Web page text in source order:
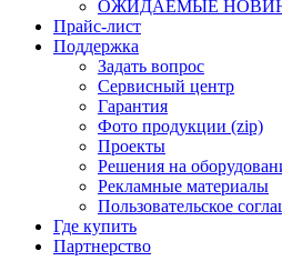
ОЖИДАЕМЫЕ
Прайс-лист
Поддержка
Задать вопрос
Сервисный центр
Гарантия
Фото продукции (zip)
Проекты
Решения на
Рекламные материалы
Пользовательское
Где купить
Партнерство